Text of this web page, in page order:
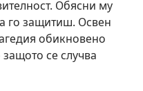
Обясни му
го защитиш. Освен
обикновено
се случва